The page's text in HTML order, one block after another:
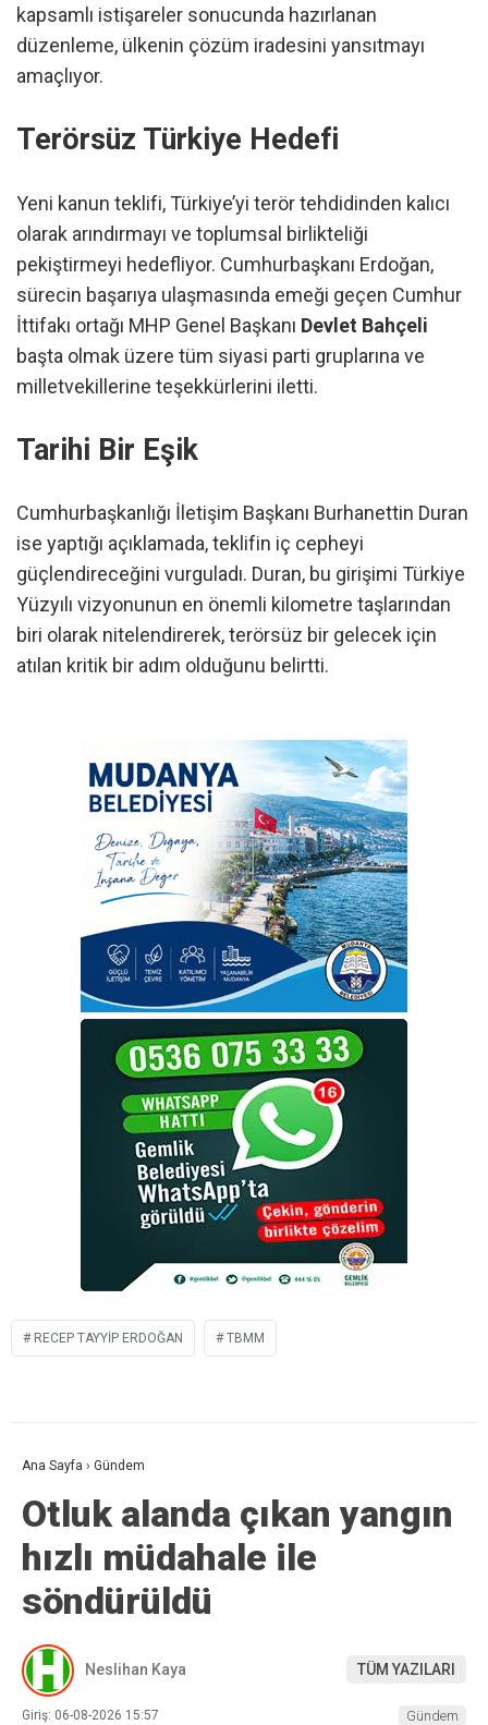
kapsamlı istişareler sonucunda hazırlanan
düzenleme, ülkenin çözüm iradesini yansıtmayı
amaçlıyor.
Terörsüz Türkiye Hedefi
Yeni kanun teklifi, Türkiye’yi terör tehdidinden kalıcı
olarak arındırmayı ve toplumsal birlikteliği
pekiştirmeyi hedefliyor. Cumhurbaşkanı Erdoğan,
sürecin başarıya ulaşmasında emeği geçen Cumhur
İttifakı ortağı MHP Genel Başkanı Devlet Bahçeli
başta olmak üzere tüm siyasi parti gruplarına ve
milletvekillerine teşekkürlerini iletti.
Tarihi Bir Eşik
Cumhurbaşkanlığı İletişim Başkanı Burhanettin Duran
ise yaptığı açıklamada, teklifin iç cepheyi
güçlendireceğini vurguladı. Duran, bu girişimi Türkiye
Yüzyılı vizyonunun en önemli kilometre taşlarından
biri olarak nitelendirerek, terörsüz bir gelecek için
atılan kritik bir adım olduğunu belirtti.
RECEP TAYYIP ERDOĞAN TBMM
Ana Sayfa › Gündem
Otluk alanda çıkan yangın
hızlı müdahale ile
söndürüldü
Neslihan Kaya TÜM YAZILARI
Giriş: 06-08-2026 15:57
Gündem